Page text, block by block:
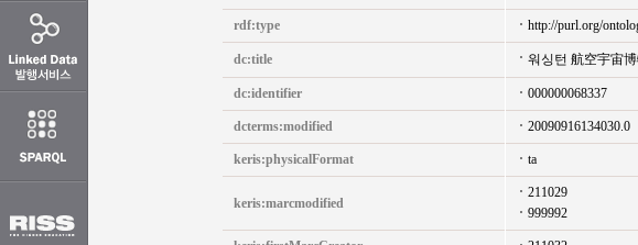
rdf:type http://purl.org/
dc:title 워싱턴 航空宇宙
dc:identifier 000000068337
dcterms:modified 20090916134030.0
keris:physicalFormat ta
keris:marcmodified
211029
999992